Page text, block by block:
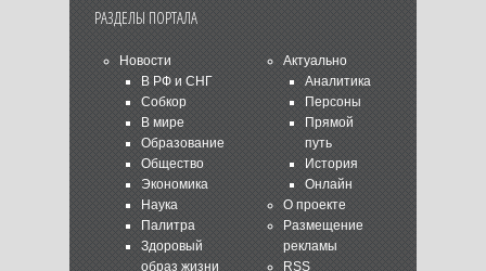
РАЗДЕЛЫ ПОРТАЛА
Новости
В РФ и СНГ
Собкор
В мире
Образование
Общество
Экономика
Наука
Палитра
Здоровый
образ жизни
Актуально
Аналитика
Персоны
Прямой
путь
История
Онлайн
О проекте
Размещение
рекламы
RSS